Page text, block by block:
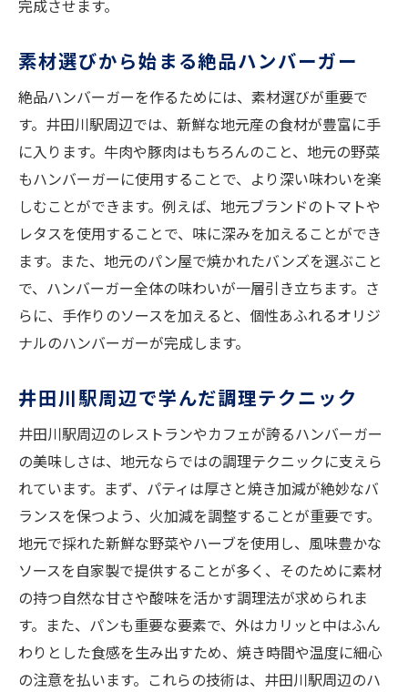
完成させます。
素材選びから始まる絶品ハンバーガー
絶品ハンバーガーを作るためには、素材選びが重要で
す。井田川駅周辺では、新鮮な地元産の食材が豊富に手
に入ります。牛肉や豚肉はもちろんのこと、地元の野菜
もハンバーガーに使用することで、より深い味わいを楽
しむことができます。例えば、地元ブランドのトマトや
レタスを使用することで、味に深みを加えることができ
ます。また、地元のパン屋で焼かれたバンズを選ぶこと
で、ハンバーガー全体の味わいが一層引き立ちます。さ
らに、手作りのソースを加えると、個性あふれるオリジ
ナルのハンバーガーが完成します。
井田川駅周辺で学んだ調理テクニック
井田川駅周辺のレストランやカフェが誇るハンバーガー
の美味しさは、地元ならではの調理テクニックに支えら
れています。まず、パティは厚さと焼き加減が絶妙なバ
ランスを保つよう、火加減を調整することが重要です。
地元で採れた新鮮な野菜やハーブを使用し、風味豊かな
ソースを自家製で提供することが多く、そのために素材
の持つ自然な甘さや酸味を活かす調理法が求められま
す。また、パンも重要な要素で、外はカリッと中はふん
わりとした食感を生み出すため、焼き時間や温度に細心
の注意を払います。これらの技術は、井田川駅周辺のハ